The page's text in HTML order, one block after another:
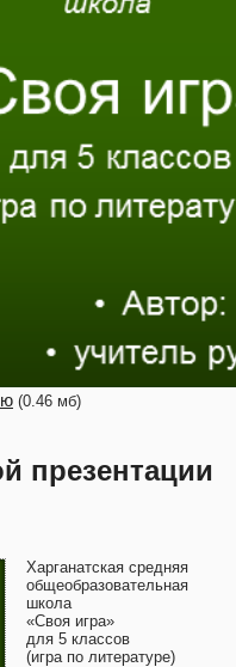
(0.46 мб)
презентации
Харганатская средняя
общеобразовательная
школа
«Своя игра»
для 5 классов
(игра по литературе)